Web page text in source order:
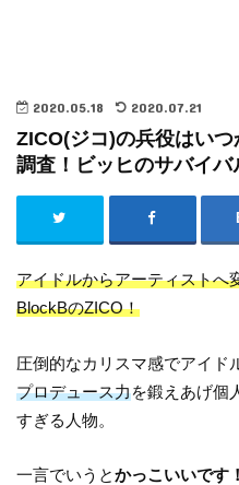
2020.05.18 2020.07.21
ZICO(ジコ)の兵役はい
調査！ビッヒのサバイバ
アイドルからアーティストへ
BlockBのZICO！
圧倒的なカリスマ感でアイド
プロデュース力を鍛えあげ個
すぎる人物。
一言でいうとかっこいいです！